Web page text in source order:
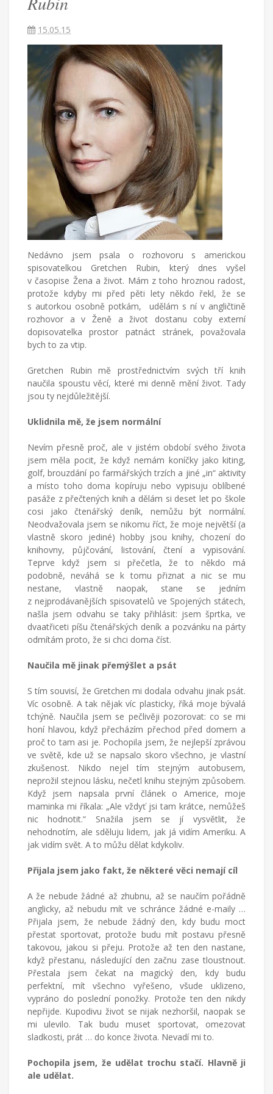
Češka
provdaná
Američana
žijící
Turecku
píše
životě
cizích
zemích,
mateřství
radostech
všednodenního
života.
15.05.15
Nedávno jsem psala o rozhovoru s americkou
spisovatelkou Gretchen Rubin, který dnes vyšel
v časopise Žena a život. Mám z toho hroznou radost,
protože kdyby mi před pěti lety někdo řekl, že se
s autorkou osobně potkám, udělám s ní v angličtině
rozhovor a v Ženě a život dostanu coby externí
dopisovatelka prostor patnáct stránek, považovala
bych to za vtip.
Gretchen Rubin mě prostřednictvím svých tří knih
naučila spoustu věcí, které mi denně mění život. Tady
jsou ty nejdůležitější.
Uklidnila mě, že jsem normální
Nevím přesně proč, ale v jistém období svého života
jsem měla pocit, že když nemám koníčky jako kiting,
golf, brouzdání po farmářských trzích a jiné „in“ aktivity
a místo toho doma kopíruju nebo vypisuju oblíbené
pasáže z přečtených knih a dělám si deset let po škole
cosi jako čtenářský deník, nemůžu být normální.
Neodvažovala jsem se nikomu říct, že moje největší (a
vlastně skoro jediné) hobby jsou knihy, chození do
knihovny, půjčování, listování, čtení a vypisování.
Teprve když jsem si přečetla, že to někdo má
podobně, neváhá se k tomu přiznat a nic se mu
nestane, vlastně naopak, stane se jedním
z nejprodávanějších spisovatelů ve Spojených státech,
našla jsem odvahu se taky přihlásit: jsem šprtka, ve
dvaatřiceti píšu čtenářských deník a pozvánku na párty
odmítám proto, že si chci doma číst.
Naučila mě jinak přemýšlet a psát
S tím souvisí, že Gretchen mi dodala odvahu jinak psát.
Víc osobně. A tak nějak víc plasticky, říká moje bývalá
tchýně. Naučila jsem se pečlivěji pozorovat: co se mi
honí hlavou, když přecházím přechod před domem a
proč to tam asi je. Pochopila jsem, že nejlepší zprávou
ve světě, kde už se napsalo skoro všechno, je vlastní
zkušenost. Nikdo nejel tím stejným autobusem,
neprožil stejnou lásku, nečetl knihu stejným způsobem.
Když jsem napsala první článek o Americe, moje
maminka mi říkala: „Ale vždyť jsi tam krátce, nemůžeš
nic hodnotit.“ Snažila jsem se jí vysvětlit, že
nehodnotím, ale sděluju lidem, jak já vidím Ameriku. A
jak vidím svět. A to můžu dělat kdykoliv.
Přijala jsem jako fakt, že některé věci nemají cíl
A že nebude žádné až zhubnu, až se naučím pořádně
anglicky, až nebudu mít ve schránce žádné e-maily …
Přijala jsem, že nebude žádný den, kdy budu moct
přestat sportovat, protože budu mít postavu přesně
takovou, jakou si přeju. Protože až ten den nastane,
když přestanu, následující den začnu zase tloustnout.
Přestala jsem čekat na magický den, kdy budu
perfektní, mít všechno vyřešeno, všude uklizeno,
vypráno do poslední ponožky. Protože ten den nikdy
nepřijde. Kupodivu život se nijak nezhoršil, naopak se
mi ulevilo. Tak budu muset sportovat, omezovat
sladkosti, prát … do konce života. Nevadí mi to.
Pochopila jsem, že udělat trochu stačí. Hlavně ji
ale udělat.